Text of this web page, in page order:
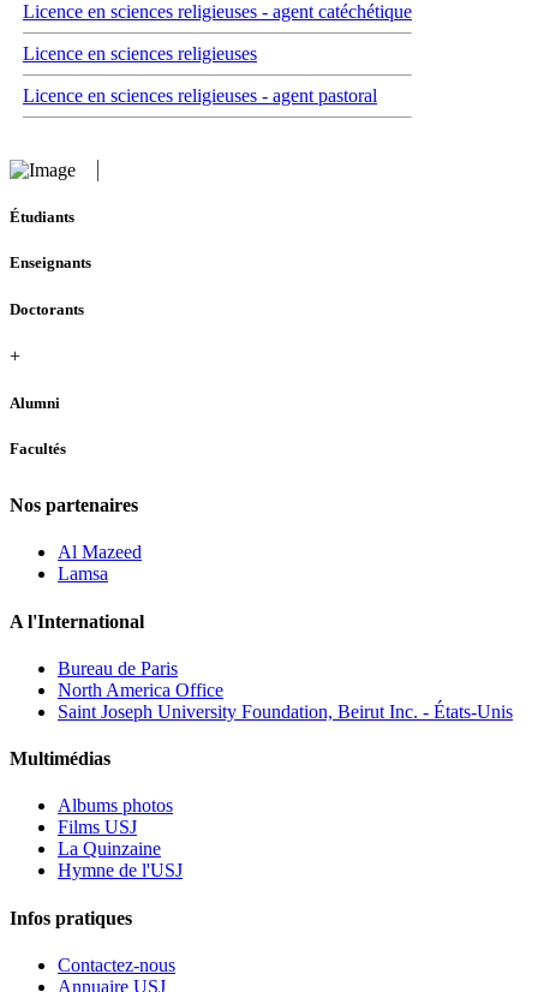
Licence en sciences religieuses - agent catéchétique
Licence en sciences religieuses
Licence en sciences religieuses - agent pastoral
Étudiants
Enseignants
Doctorants
+
Alumni
Facultés
Nos partenaires
Al Mazeed
Lamsa
A l'International
Bureau de Paris
North America Office
Saint Joseph University Foundation, Beirut Inc. - États-Unis
Multimédias
Albums photos
Films USJ
La Quinzaine
Hymne de l'USJ
Infos pratiques
Contactez-nous
Annuaire USJ